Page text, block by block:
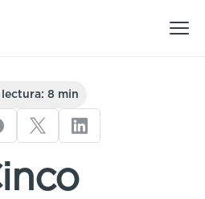
(para particulares)
(para clubes)
8 min